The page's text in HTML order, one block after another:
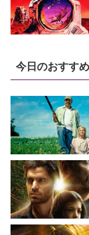
今日のおすすめ